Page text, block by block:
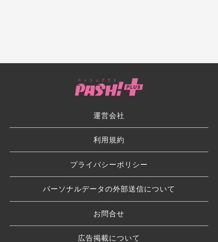
運営会社
利用規約
プライバシーポリシー
パーソナルデータの外部送信について
お問合せ
広告掲載について